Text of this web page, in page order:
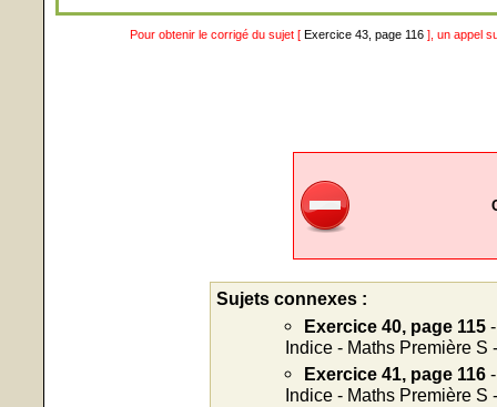
Pour obtenir le corrigé du sujet [ Exercice 43, page 116], un appel
Sujets connexes :
Exercice 40, page 115
Indice - Maths Première
Exercice 41, page 116
Indice - Maths Première